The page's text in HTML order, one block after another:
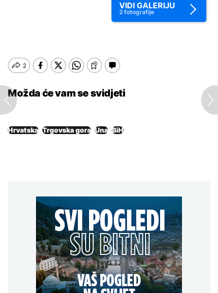
VIDI GALERIJU
2 fotografije
Možda će vam se svidjeti
Hrvatska Trgovska gora Una BiH